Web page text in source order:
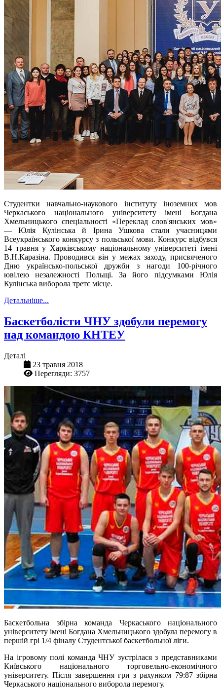
Студенткинавчально-наукового інституту іноземних мов
Черкаського національного університету імені Богдана
Хмельницького спеціальності «Переклад слов'янських мов»
— Юлія Кулінська й Ірина Ушкова стали учасницями
Всеукраїнського конкурсу з польської мови. Конкурсвідбувся
14 травня у Харківському національному університеті імені
В.Н.Каразіна. Проводився він у межах заходу, присвяченого
Дню українсько-польської дружби з нагоди 100-річного
ювілею незалежності Польщі. За його підсумками Юлія
Кулінська виборола третє місце.
Детальніше...
Баскетболісти ЧНУ здобули перемогу
над командою КНТЕУ
Деталі
23 травня 2018
Перегляди: 3757
Баскетбольна збірна команда Черкаського національного
університету імені Богдана Хмельницького здобула перемогу в
першій грі 1/4 фіналу Студентської баскетбольної ліги.
На ігровому полі команда ЧНУ зустрілася з представниками
Київського національноготорговельно-економічного
університету. Після завершеннягри з рахунком 79:87 збірна
Черкаського національного виборола перемогу.